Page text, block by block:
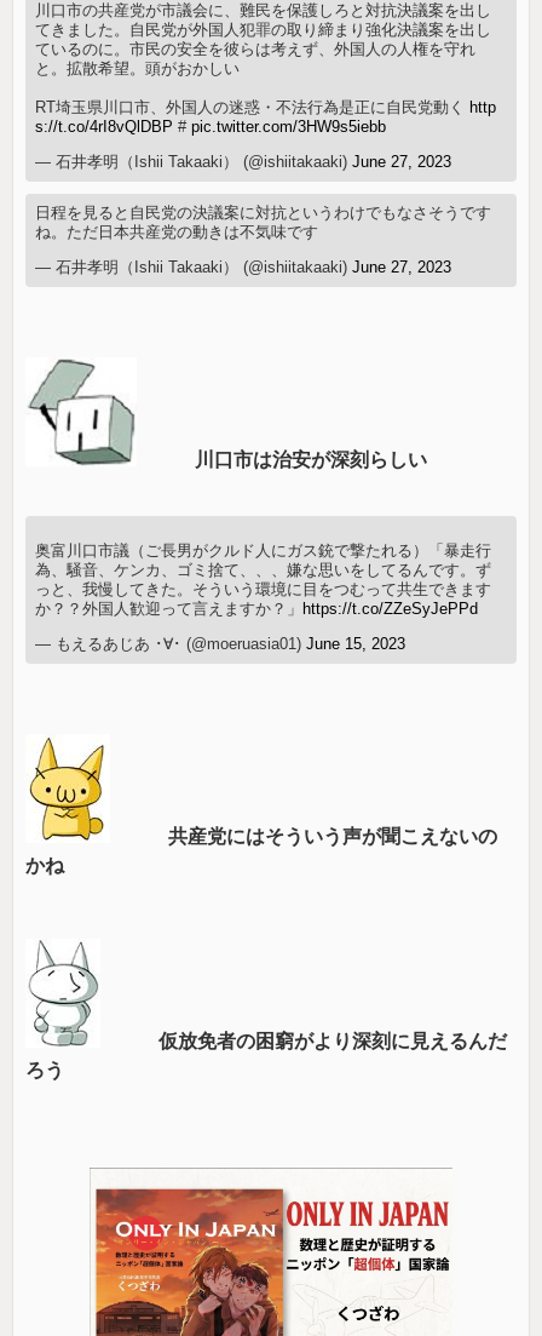
川口市の共産党が市議会に、難民を保護しろと対抗決議案を出し
てきました。自民党が外国人犯罪の取り締まり強化決議案を出し
ているのに。市民の安全を彼らは考えず、外国人の人権を守れ
と。拡散希望。頭がおかしい
RT埼玉県川口市、外国人の迷惑・不法行為是正に自民党動く
http
s://t.co/4rI8vQlDBP #pic.twitter.com/3HW9s5iebb
— 石井孝明（Ishii Takaaki） (@ishiitakaaki)June 27, 2023
日程を見ると自民党の決議案に対抗というわけでもなさそうです
ね。ただ日本共産党の動きは不気味です
— 石井孝明（Ishii Takaaki） (@ishiitakaaki)June 27, 2023
川口市は治安が深刻らしい
奥富川口市議（ご長男がクルド人にガス銃で撃たれる）「暴走行
為、騒音、ケンカ、ゴミ捨て、、、嫌な思いをしてるんです。ず
っと、我慢してきた。そういう環境に目をつむって共生できます
か？？外国人歓迎って言えますか？」 https://t.co/ZZeSyJePPd
— もえるあじあ ･∀･ (@moeruasia01)June 15, 2023
共産党にはそういう声が聞こえないの
かね
仮放免者の困窮がより深刻に見えるんだ
ろう